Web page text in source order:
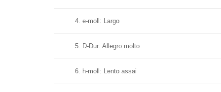
4. e-moll: Largo
5. D-Dur: Allegro molto
6. h-moll: Lento assai